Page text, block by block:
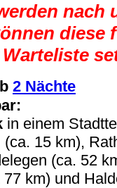
nach
diese
2 Nächte
in einem
15 km),
(ca. 52
km) und